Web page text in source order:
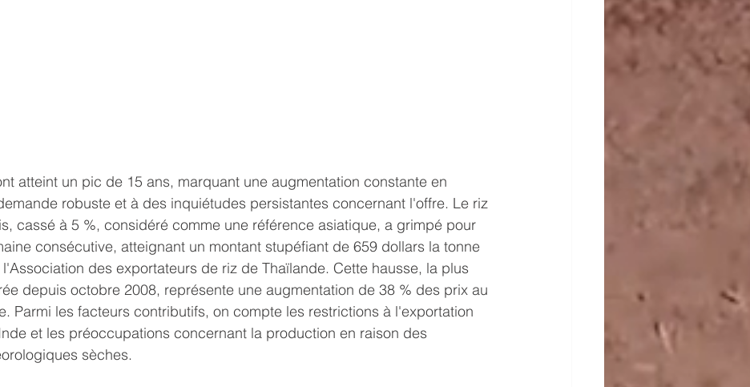
atteint un pic de 15 ans, marquant une augmentation constante en
robuste et à des inquiétudes persistantes concernant l'offre. Le riz
cassé à 5 %, considéré comme une référence asiatique, a grimpé pour
consécutive, atteignant un montant stupéfiant de 659 dollars la tonne
des exportateurs de riz de Thaïlande. Cette hausse, la plus
depuis octobre 2008, représente une augmentation de 38 % des prix au
Parmi les facteurs contributifs, on compte les restrictions à l'exportation
et les préoccupations concernant la production en raison des
sèches.